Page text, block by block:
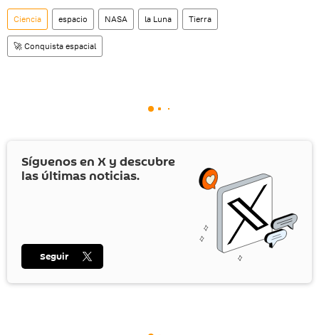
Ciencia espacio NASA la Luna Tierra
🚀 Conquista espacial
Síguenos en X y descubre
las últimas noticias.
Seguir